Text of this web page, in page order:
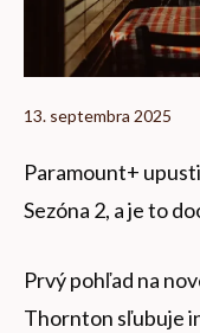
13. septembra 2025
Paramount+
Sezóna 2, a je to
Prvý pohľad na
Thornton sľubuje